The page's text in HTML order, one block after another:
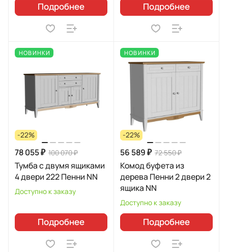
Подробнее Подробнее
НОВИНКИ
-22%
78 055 ₽ 100 070 ₽
Тумба с двумя ящиками
4 двери 222 Пенни NN
Доступно к заказу
Подробнее
НОВИНКИ
-22%
56 589 ₽ 72 550 ₽
Комод буфета из
дерева Пенни 2 двери 2
ящика NN
Доступно к заказу
Подробнее